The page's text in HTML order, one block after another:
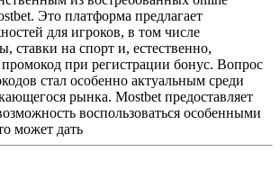
Это платформа предлагает
для игроков, в том числе
ставки на спорт и, естественно,
при регистрации бонус. Вопрос
стал особенно актуальным среди
рынка. Mostbet предоставляет
воспользоваться особенными
может дать